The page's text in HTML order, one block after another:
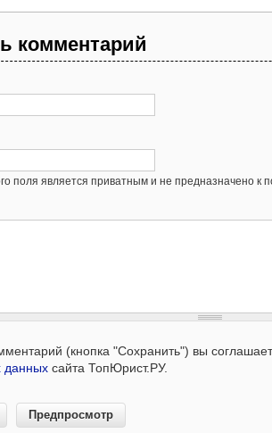
комментарий
поля является приватным и не предназначено к
(кнопка "Сохранить") вы
данных сайта ТопЮрист.РУ.